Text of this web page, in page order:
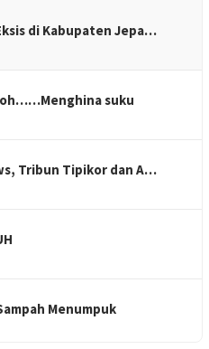
di Kabupaten Jepa…
suku
Tribun Tipikor dan A…
Menumpuk